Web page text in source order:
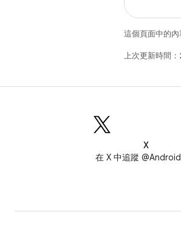
這個頁面中的
上次更新時間
X
在 X 中追蹤